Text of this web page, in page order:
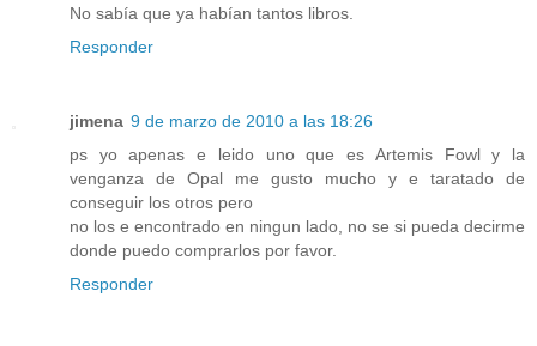
No sabía que ya habían tantos libros.
Responder
jimena 9 de marzo de 2010 a las 18:26
ps yo apenas e leido uno que es Artemis Fowl y la
venganza de Opal me gusto mucho y e taratado de
conseguir los otros pero
no los e encontrado en ningun lado, no se si pueda decirme
donde puedo comprarlos por favor.
Responder